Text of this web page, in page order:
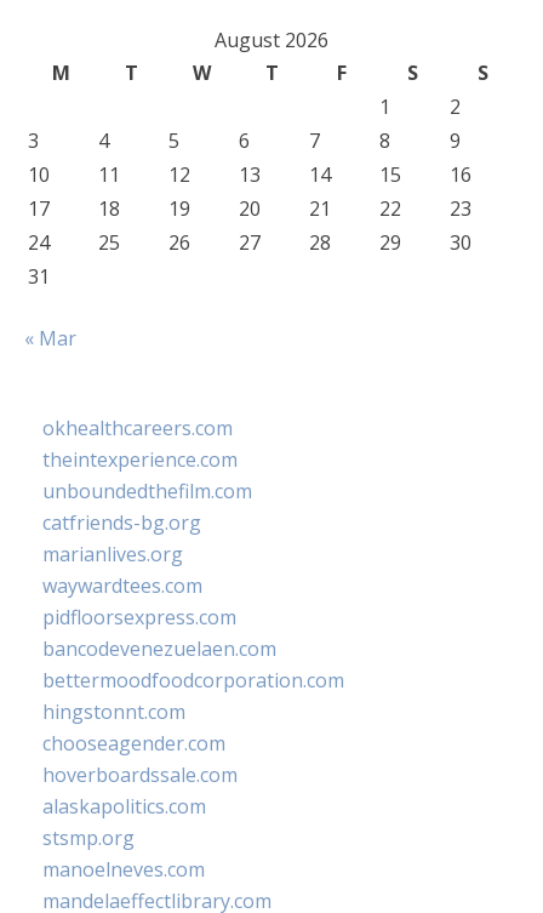
August 2026
M
T W T F S
S
1
2
3
4 5 6 7 8
9
10
11 12 13 14 15
16
17
18 19 20 21 22
23
24
25 26 27 28 29
30
31
« Mar
okhealthcareers.com
theintexperience.com
unboundedthefilm.com
catfriends-bg.org
marianlives.org
waywardtees.com
pidfloorsexpress.com
bancodevenezuelaen.com
bettermoodfoodcorporation.com
hingstonnt.com
chooseagender.com
hoverboardssale.com
alaskapolitics.com
stsmp.org
manoelneves.com
mandelaeffectlibrary.com